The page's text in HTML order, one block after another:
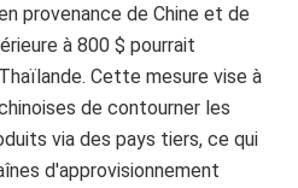
provenance de Chine et de
à 800 $ pourrait
Cette mesure vise à
de contourner les
via des pays tiers, ce qui
d'approvisionnement